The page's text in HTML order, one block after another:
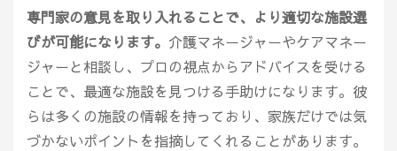
専門家の意見を取り入れることで、より適切な施設選
びが可能になります。 介護マネージャーやケアマネー
ジャーと相談し、プロの視点からアドバイスを受ける
ことで、最適な施設を見つける手助けになります。彼
らは多くの施設の情報を持っており、家族だけでは気
づかないポイントを指摘してくれることがあります。